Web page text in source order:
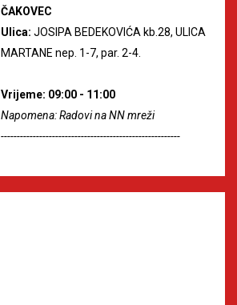
ČAKOVEC
Ulica: JOSIPA BEDEKOVIĆA kb.28, ULICA
MARTANE nep. 1-7, par. 2-4.
Vrijeme: 09:00 - 11:00
Napomena: Radovi na NN mreži
--------------------------------------------------------